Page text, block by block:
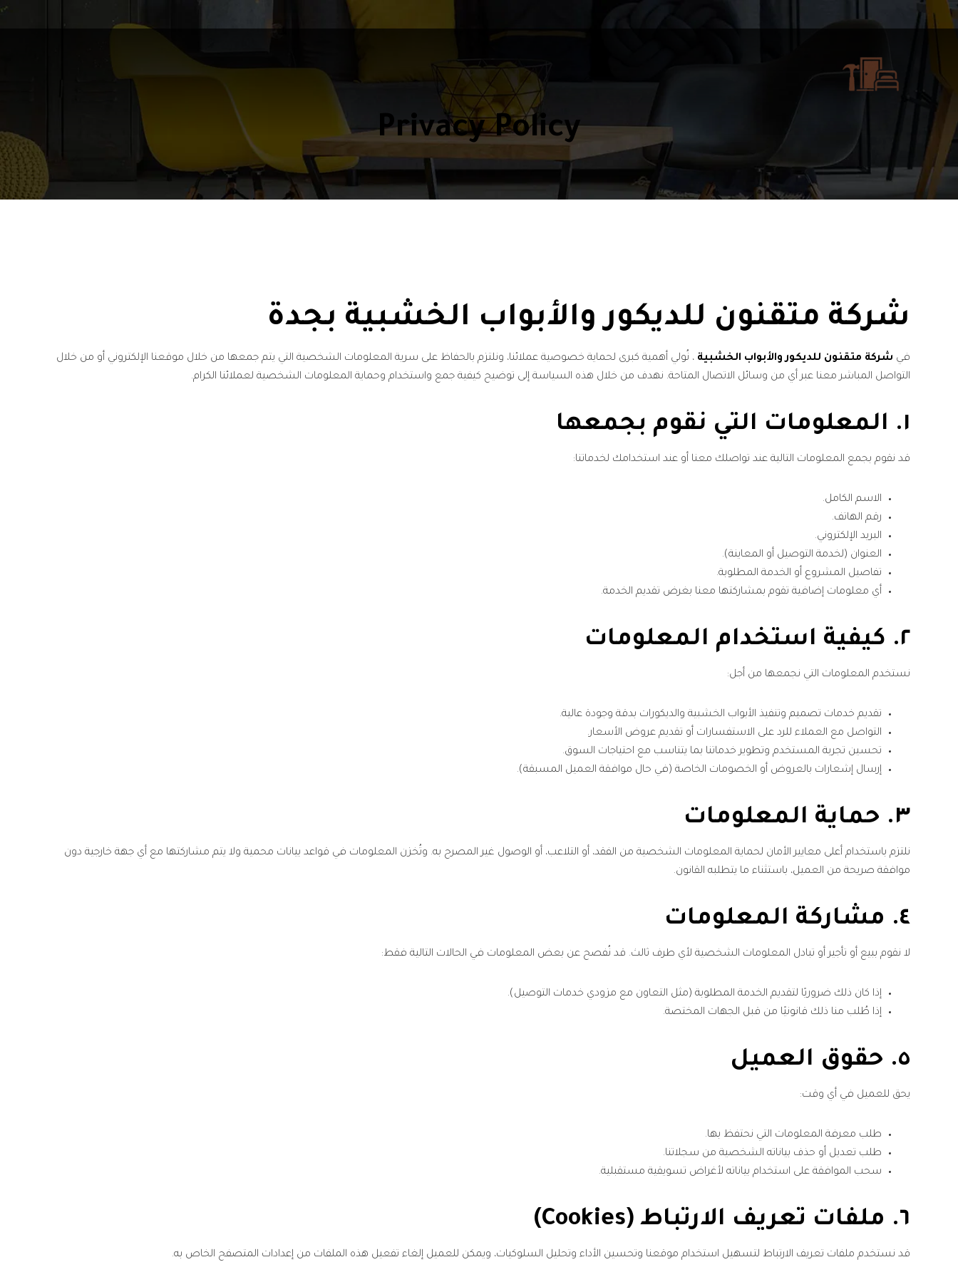
Privacy Policy
شركة متقنون للديكور والأبواب الخشبية بجدة
في شركة متقنون للديكور والأبواب الخشبية ، نُولي أهمية كبرى لحماية خصوصية عملائنا، ونلتزم بالحفاظ على سرية المعلومات الشخصية التي يتم جمعها من خلال موقعنا الإلكتروني أو من خلال
التواصل المباشر معنا عبر أي من وسائل الاتصال المتاحة. نهدف من خلال هذه السياسة إلى توضيح كيفية جمع واستخدام وحماية المعلومات الشخصية لعملائنا الكرام.
١. المعلومات التي نقوم بجمعها
قد نقوم بجمع المعلومات التالية عند تواصلك معنا أو عند استخدامك لخدماتنا:
الاسم الكامل.
رقم الهاتف.
البريد الإلكتروني.
العنوان (لخدمة التوصيل أو المعاينة).
تفاصيل المشروع أو الخدمة المطلوبة.
أي معلومات إضافية تقوم بمشاركتها معنا بغرض تقديم الخدمة.
٢. كيفية استخدام المعلومات
نستخدم المعلومات التي نجمعها من أجل:
تقديم خدمات تصميم وتنفيذ الأبواب الخشبية والديكورات بدقة وجودة عالية.
التواصل مع العملاء للرد على الاستفسارات أو تقديم عروض الأسعار.
تحسين تجربة المستخدم وتطوير خدماتنا بما يتناسب مع احتياجات السوق.
إرسال إشعارات بالعروض أو الخصومات الخاصة (في حال موافقة العميل المسبقة).
٣. حماية المعلومات
نلتزم باستخدام أعلى معايير الأمان لحماية المعلومات الشخصية من الفقد، أو التلاعب، أو الوصول غير المصرح به. وتُخزن المعلومات في قواعد بيانات محمية ولا يتم مشاركتها مع أي جهة خارجية دون
موافقة صريحة من العميل، باستثناء ما يتطلبه القانون.
٤. مشاركة المعلومات
لا نقوم ببيع أو تأجير أو تبادل المعلومات الشخصية لأي طرف ثالث. قد نُفصح عن بعض المعلومات في الحالات التالية فقط:
إذا كان ذلك ضروريًا لتقديم الخدمة المطلوبة (مثل التعاون مع مزودي خدمات التوصيل).
إذا طُلب منا ذلك قانونيًا من قبل الجهات المختصة.
٥. حقوق العميل
يحق للعميل في أي وقت:
طلب معرفة المعلومات التي نحتفظ بها.
طلب تعديل أو حذف بياناته الشخصية من سجلاتنا.
سحب الموافقة على استخدام بياناته لأغراض تسويقية مستقبلية.
٦. ملفات تعريف الارتباط (Cookies)
قد نستخدم ملفات تعريف الارتباط لتسهيل استخدام موقعنا وتحسين الأداء وتحليل السلوكيات، ويمكن للعميل إلغاء تفعيل هذه الملفات من إعدادات المتصفح الخاص به.